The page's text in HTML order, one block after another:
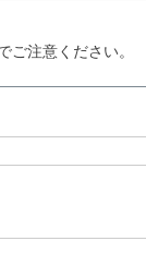
注意ください。